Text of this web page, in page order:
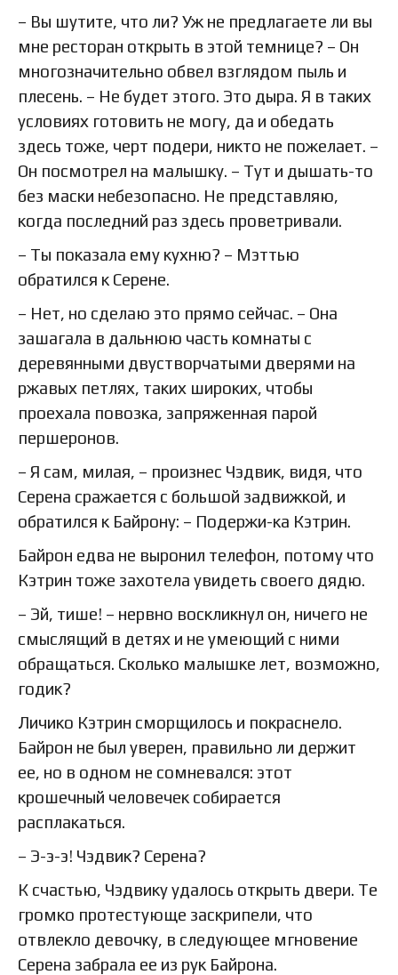
– Вы шутите, что ли? Уж не предлагаете ли вы
мне ресторан открыть в этой темнице? – Он
многозначительно обвел взглядом пыль и
плесень. – Не будет этого. Это дыра. Я в таких
условиях готовить не могу, да и обедать
здесь тоже, черт подери, никто не пожелает. –
Он посмотрел на малышку. – Тут и дышать-то
без маски небезопасно. Не представляю,
когда последний раз здесь проветривали.
– Ты показала ему кухню? – Мэттью
обратился к Серене.
– Нет, но сделаю это прямо сейчас. – Она
зашагала в дальнюю часть комнаты с
деревянными двустворчатыми дверями на
ржавых петлях, таких широких, чтобы
проехала повозка, запряженная парой
першеронов.
– Я сам, милая, – произнес Чэдвик, видя, что
Серена сражается с большой задвижкой, и
обратился к Байрону: – Подержи-ка Кэтрин.
Байрон едва не выронил телефон, потому что
Кэтрин тоже захотела увидеть своего дядю.
– Эй, тише! – нервно воскликнул он, ничего не
смыслящий в детях и не умеющий с ними
обращаться. Сколько малышке лет, возможно,
годик?
Личико Кэтрин сморщилось и покраснело.
Байрон не был уверен, правильно ли держит
ее, но в одном не сомневался: этот
крошечный человечек собирается
расплакаться.
– Э-э-э! Чэдвик? Серена?
К счастью, Чэдвику удалось открыть двери. Те
громко протестующе заскрипели, что
отвлекло девочку, в следующее мгновение
Серена забрала ее из рук Байрона.